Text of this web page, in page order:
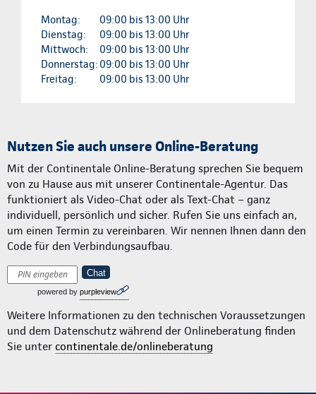
Montag:
09:00 bis 13:00 Uhr
Dienstag:
09:00 bis 13:00 Uhr
Mittwoch:
09:00 bis 13:00 Uhr
Donnerstag: 09:00 bis 13:00 Uhr
Freitag:
09:00 bis 13:00 Uhr
Nutzen Sie auch unsere Online-Beratung
Mit der Continentale Online-Beratung sprechen Sie bequem
von zu Hause aus mit unserer Continentale-Agentur. Das
funktioniert als Video-Chat oder als Text-Chat – ganz
individuell, persönlich und sicher. Rufen Sie uns einfach an,
um einen Termin zu vereinbaren. Wir nennen Ihnen dann den
Code für den Verbindungsaufbau.
Chat
powered by purpleview
Weitere Informationen zu den technischen Voraussetzungen
und dem Datenschutz während der Onlineberatung finden
Sie unter continentale.de/onlineberatung